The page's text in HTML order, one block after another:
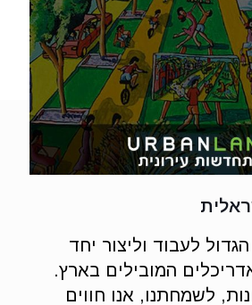
לעבוד וליצור יחד
המובילים בארץ.
לשמחתנו, אנו חווים